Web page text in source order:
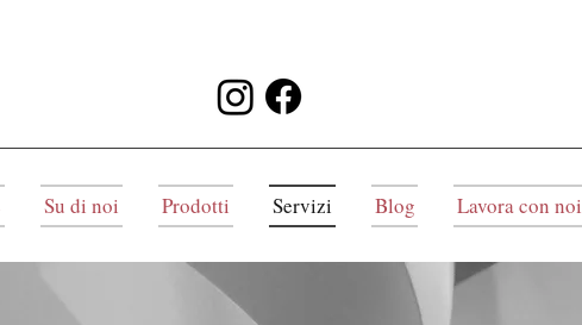
Su di noi Prodotti Servizi Blog Lavora con noi